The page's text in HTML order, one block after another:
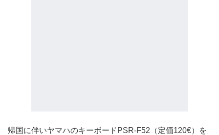
帰国に伴いヤマハのキーボードPSR-F52（定価120€）を